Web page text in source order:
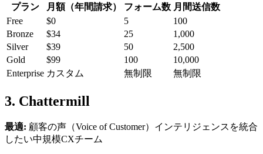
プラン 月額（年間請求） フォーム数 月間送信数
Free
$0 5
100
Bronze
$34 25
1,000
Silver
$39 50
2,500
Gold
$99 100
10,000
Enterprise カスタム 無制限 無制限
3. Chattermill
最適: 顧客の声（Voice of Customer）インテリジェンスを統合
したい中規模CXチーム